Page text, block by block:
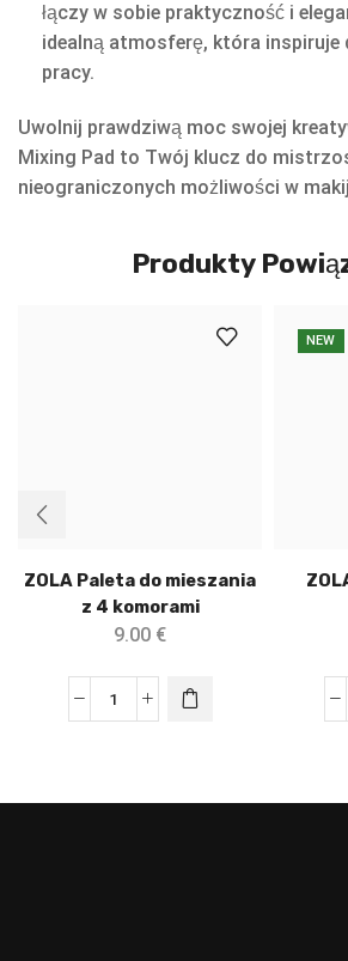
łączy w sobie praktyczność i
idealną atmosferę, która inspiruje
pracy.
Uwolnij prawdziwą moc swojej
Mixing Pad to Twój klucz do
nieograniczonych możliwości w
Produkty
ZOLA Paleta do mieszania
z 4 komorami
9.00 €
NEW